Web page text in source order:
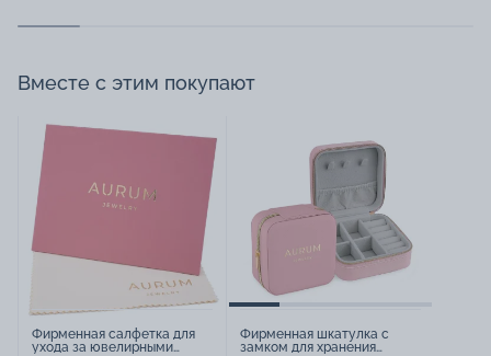
Вместе с этим покупают
Фирменная салфетка для
ухода за ювелирными
Фирменная шкатулка с
замком для хранения